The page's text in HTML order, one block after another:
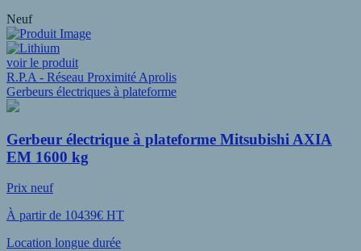
Neuf
voir le produit
R.P.A - Réseau Proximité Aprolis
Gerbeurs électriques à plateforme
Gerbeur électrique à plateforme Mitsubishi AXIA
EM 1600 kg
Prix neuf
À partir de 10439€ HT
Location longue durée